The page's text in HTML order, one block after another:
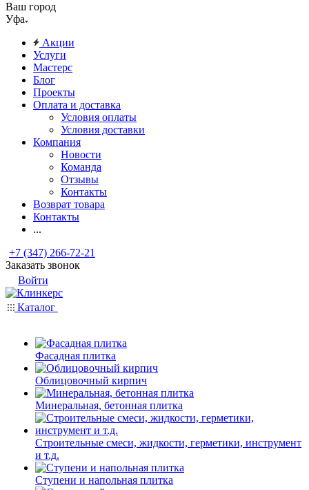
Ваш город
Уфа
Акции
Услуги
Мастерс
Блог
Проекты
Оплата и доставка
Условия оплаты
Условия доставки
Компания
Новости
Команда
Отзывы
Контакты
Возврат товара
Контакты
...
+7 (347) 266-72-21
Заказать звонок
Войти
Каталог
Фасадная плитка
Облицовочный кирпич
Минеральная, бетонная плитка
Строительные смеси, жидкости, герметики, инструмент
и т.д.
Ступени и напольная плитка